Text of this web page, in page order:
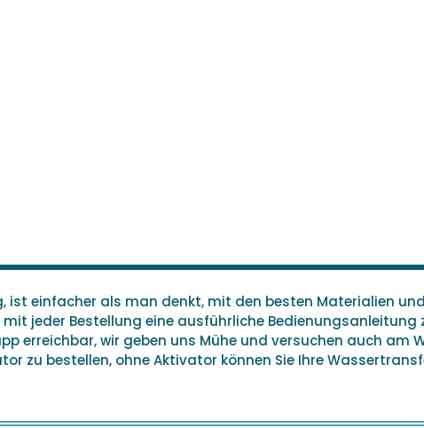
einfacher als man denkt, mit den besten Materialien
jeder Bestellung eine ausführliche
erreichbar, wir geben uns Mühe und versuchen auch am
zu bestellen, ohne Aktivator können Sie Ihre